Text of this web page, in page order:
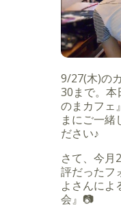
9/27(木)の
30まで。本
のまカフェ
まにご一緒
ださい♪
さて、今月
評だったフ
よさんによ
会』📷